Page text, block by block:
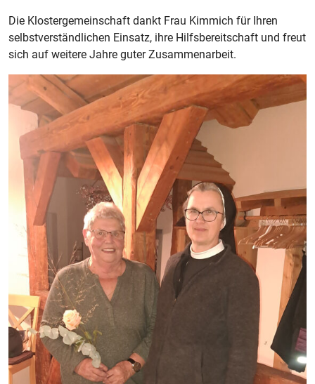
Die Klostergemeinschaft dankt Frau Kimmich für Ihren
selbstverständlichen Einsatz, ihre Hilfsbereitschaft und freut
sich auf weitere Jahre guter Zusammenarbeit.